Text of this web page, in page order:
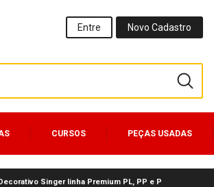
Entre Novo Cadastro
CURSOS PEÇAS USADAS
Singer linha Premium PL, PP e P